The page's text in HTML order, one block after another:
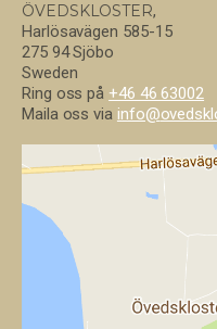
ÖVEDSKLOSTER,
Harlösavägen 585-15
275 94 Sjöbo
Sweden
Ring oss på +46 46 63002
Maila oss via info@